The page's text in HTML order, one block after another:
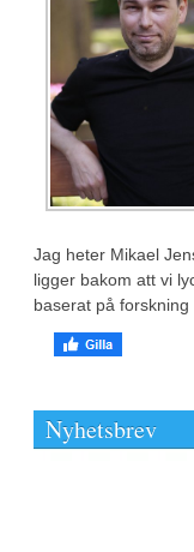
Jag heter Mikael
ligger bakom att vi
baserat på forskning
Nyhetsbrev